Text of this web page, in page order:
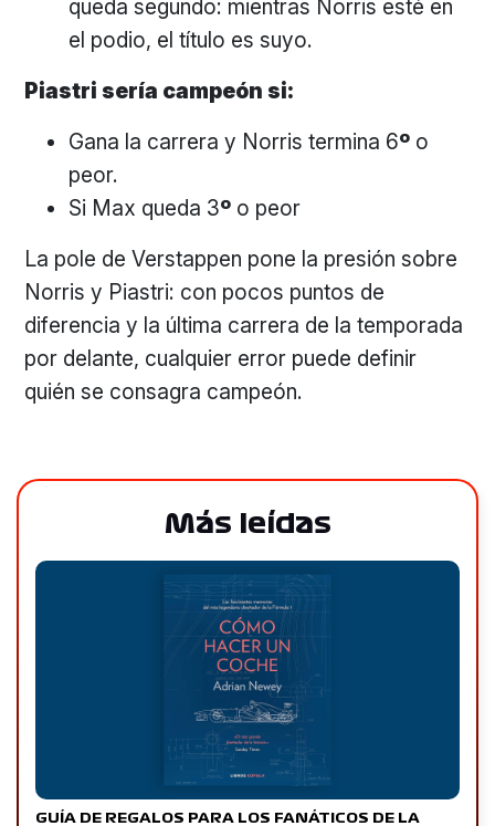
queda segundo: mientras Norris esté en
el podio, el título es suyo.
Piastri sería campeón si:
Gana la carrera y Norris termina 6º o
peor.
Si Max queda 3º o peor
La pole de Verstappen pone la presión sobre
Norris y Piastri: con pocos puntos de
diferencia y la última carrera de la temporada
por delante, cualquier error puede definir
quién se consagra campeón.
Más leídas
GUÍA DE REGALOS PARA LOS FANÁTICOS DE LA